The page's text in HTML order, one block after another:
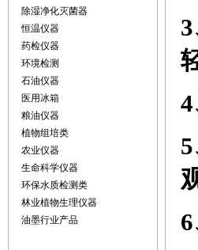
除湿净化灭菌器
恒温仪器
药检仪器
环境检测
石油仪器
医用冰箱
粮油仪器
植物组培类
农业仪器
生命科学仪器
环保水质检测类
林业植物生理仪器
油墨行业产品
3
4
5
6